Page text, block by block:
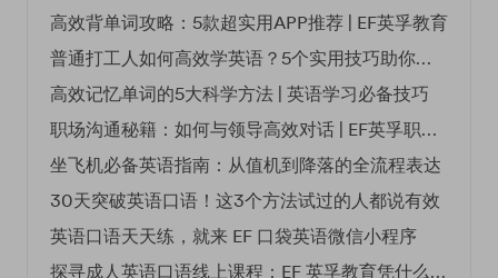
高效背单词攻略：5款超实用APP推荐 | EF英孚教育
普通打工人如何高效学英语？5个实用技巧助你突破职场瓶颈
高效记忆单词的5大科学方法 | 英语学习必备技巧
职场沟通秘籍：如何与领导高效对话 | EF英孚职场指南
坐飞机必备英语指南：从值机到降落的全流程表达
30天突破英语口语！这3个方法试过的人都说有效
英语口语天天练，就来 EF 口袋英语微信小程序
探寻成人英语口语线上课程：EF 英孚教育凭什么领航